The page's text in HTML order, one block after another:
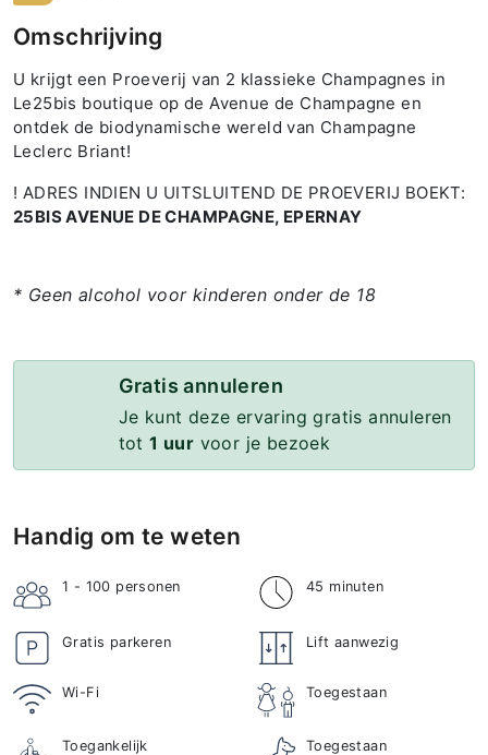
Omschrijving
U krijgt een Proeverij van 2 klassieke Champagnes in
Le25bis boutique op de Avenue de Champagne en
ontdek de biodynamische wereld van Champagne
Leclerc Briant!
! ADRES INDIEN U UITSLUITEND DE PROEVERIJ BOEKT:
25BIS AVENUE DE CHAMPAGNE, EPERNAY
* Geen alcohol voor kinderen onder de 18
Gratis annuleren
Je kunt deze ervaring gratis annuleren
tot1 uur voor je bezoek
Handig om te weten
1 - 100 personen 45 minuten
Gratis parkeren Lift aanwezig
Wi-Fi Toegestaan
Toegankelijk Toegestaan